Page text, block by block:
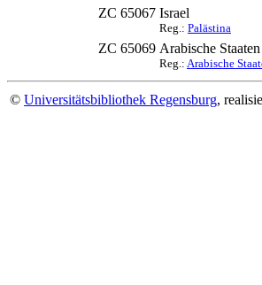
ZC 65067 Israel
Reg.: Palästina
ZC 65069 Arabische Staaten
Reg.: Arabische
© Universitätsbibliothek Regensburg,